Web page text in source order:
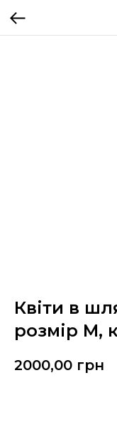
Квіти в
розмір М,
2000,00 грн